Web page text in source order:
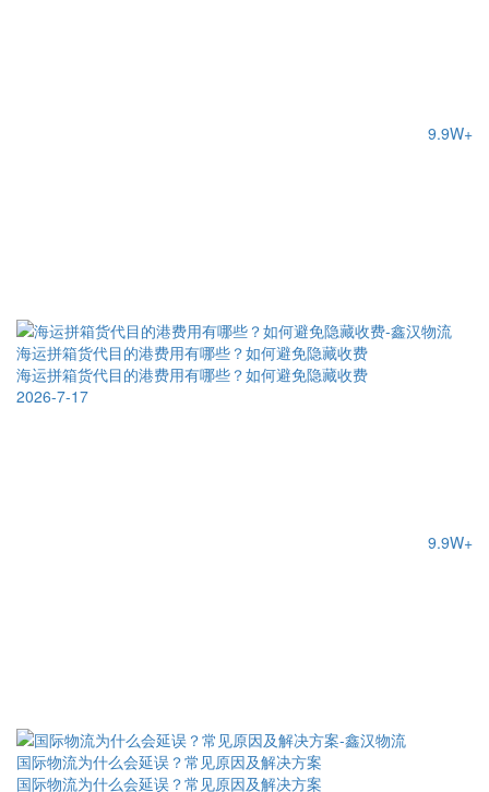
9.9W+
海运拼箱货代目的港费用有哪些？如何避免隐藏收费
海运拼箱货代目的港费用有哪些？如何避免隐藏收费
2026-7-17
9.9W+
国际物流为什么会延误？常见原因及解决方案
国际物流为什么会延误？常见原因及解决方案